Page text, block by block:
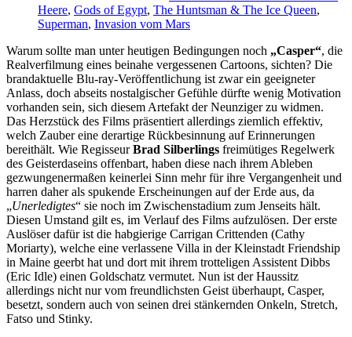
Heere, Gods of Egypt, The Huntsman & The Ice Queen,
Superman, Invasion vom Mars
Warum sollte man unter heutigen Bedingungen noch „Casper“, die
Realverfilmung eines beinahe vergessenen Cartoons, sichten? Die
brandaktuelle Blu-ray-Veröffentlichung ist zwar ein geeigneter
Anlass, doch abseits nostalgischer Gefühle dürfte wenig Motivation
vorhanden sein, sich diesem Artefakt der Neunziger zu widmen.
Das Herzstück des Films präsentiert allerdings ziemlich effektiv,
welch Zauber eine derartige Rückbesinnung auf Erinnerungen
bereithält. Wie RegisseurBrad Silberlings freimütiges Regelwerk
des Geisterdaseins offenbart, haben diese nach ihrem Ableben
gezwungenermaßen keinerlei Sinn mehr für ihre Vergangenheit und
harren daher als spukende Erscheinungen auf der Erde aus, da
„Unerledigtes“ sie noch im Zwischenstadium zum Jenseits hält.
Diesen Umstand gilt es, im Verlauf des Films aufzulösen. Der erste
Auslöser dafür ist die habgierige Carrigan Crittenden (Cathy
Moriarty), welche eine verlassene Villa in der Kleinstadt Friendship
in Maine geerbt hat und dort mit ihrem trotteligen Assistent Dibbs
(Eric Idle) einen Goldschatz vermutet. Nun ist der Haussitz
allerdings nicht nur vom freundlichsten Geist überhaupt, Casper,
besetzt, sondern auch von seinen drei stänkernden Onkeln, Stretch,
Fatso und Stinky.